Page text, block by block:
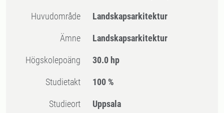
Huvudområde Landskapsarkitektur
Ämne Landskapsarkitektur
högskolepoäng 30.0 hp
Studietakt 100 %
Studieort Uppsala